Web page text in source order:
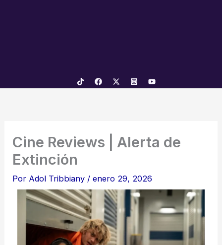
Cine Reviews | Alerta de
Extinción
Por Adol Tribbiany /enero 29, 2026